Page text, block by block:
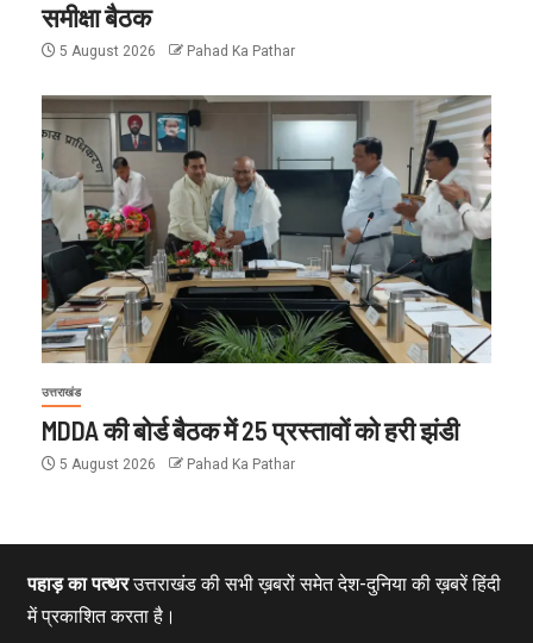
समीक्षा बैठक
5 August 2026 Pahad Ka Pathar
उत्तराखंड
MDDA की बोर्ड बैठक में 25 प्रस्तावों को हरी झंडी
5 August 2026 Pahad Ka Pathar
पहाड़ का पत्थरउत्तराखंड की सभी ख़बरों समेत देश-दुनिया की ख़बरें हिंदी
में प्रकाशित करता है।